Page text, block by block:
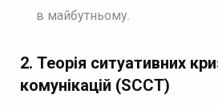
в майбутньому.
2. Теорія ситуативних
комунікацій (SCCT)